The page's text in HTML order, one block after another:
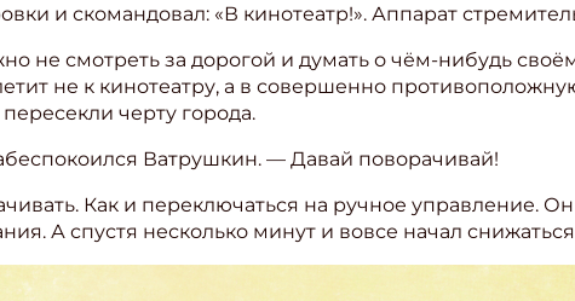
и скомандовал: «В кинотеатр!». Аппарат
не смотреть за дорогой и думать о чём-нибудь
не к кинотеатру, а в совершенно
черту города.
Ватрушкин. — Давай поворачивай!
Как и переключаться на ручное управление.
А спустя несколько минут и вовсе начал